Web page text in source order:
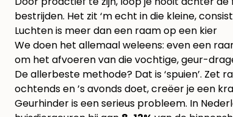
bestrijden. Het zit ‘m echt in die kleine,
Luchten is meer dan een raam op een kier
We doen het allemaal weleens: even een
om het afvoeren van die vochtige, geur-
De allerbeste methode? Dat is ‘spuien’. Zet
ochtends en ’s avonds doet, creëer je een
Geurhinder is een serieus probleem. In